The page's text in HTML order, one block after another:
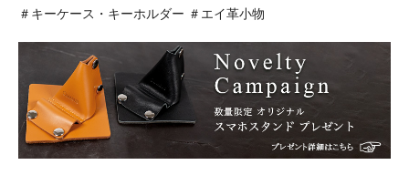
＃キーケース・キーホルダー ＃エイ革小物